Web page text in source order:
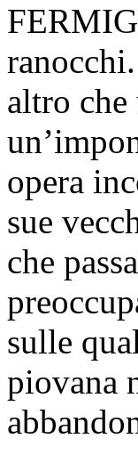
altro che
opera
sue
che
sulle
piovana